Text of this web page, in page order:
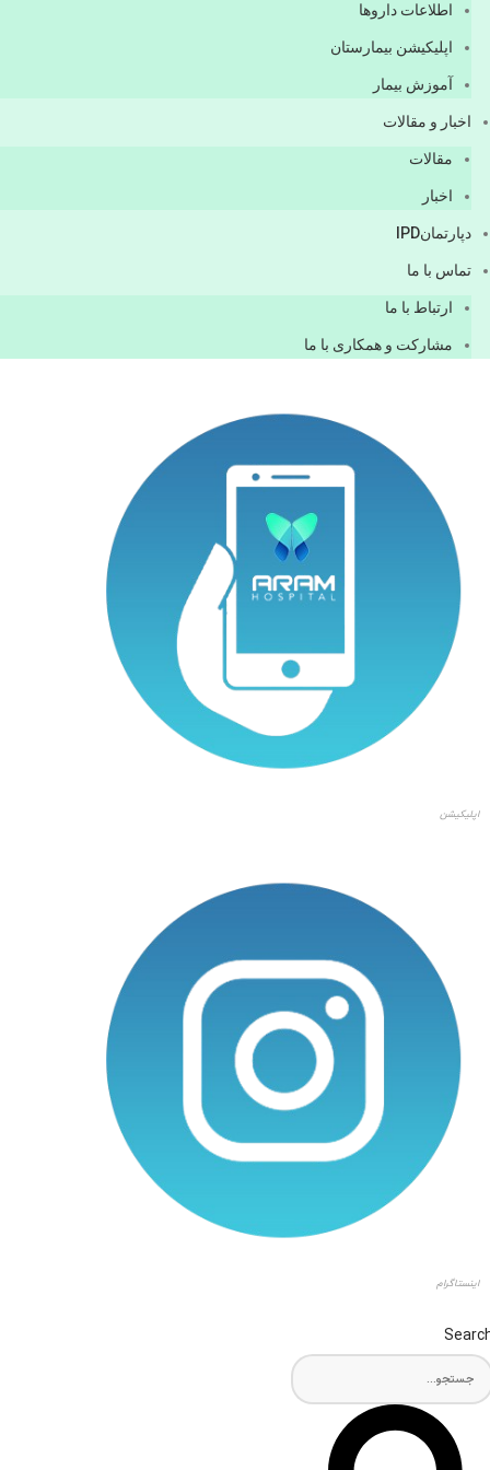
اطلاعات دارو‌ها
اپليكيشن بيمارستان
آموزش بیمار
اخبار و مقالات
مقالات
اخبار
دپارتمانIPD
تماس با ما
ارتباط با ما
مشاركت و همكاری با ما
اپلیکیشن
اینستاگرام